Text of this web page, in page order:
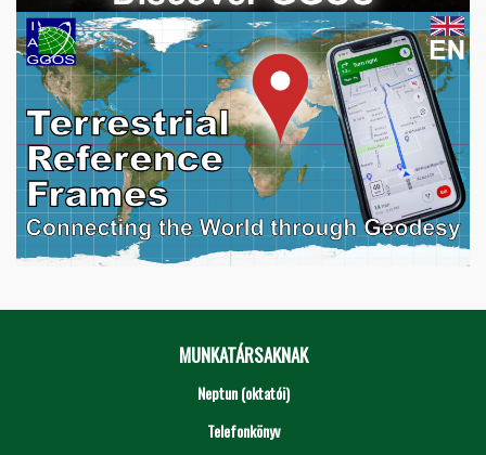
MUNKATÁRSAKNAK
Neptun (oktatói)
Telefonkönyv